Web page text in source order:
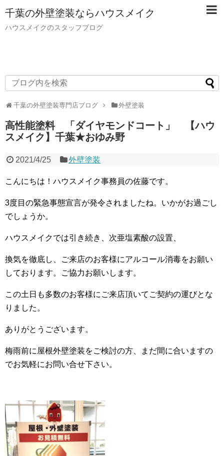
千葉の外壁塗装ならハウスメイク
ハウスメイクのスタッフブログ
千葉の外壁塗装専門店ブログ 外壁塗装
高性能塗料 「ダイヤモンドコート」 【ハウ
スメイク】千葉★おゆみ野
2021/4/25 外壁塗装
こんにちは！ハウスメイク事務員の佐藤です。
3度目の緊急事態宣言が発令されましたね。いかがお過ごし
でしょうか。
ハウスメイクでは引き続き、次亜塩素酸の設置、
換気を徹底し、ご来店のお客様にアルコール消毒をお願い
しております。ご協力お願いします。
この土日も多数のお客様にご来店頂いてご契約の運びとな
りました。
ありがとうございます。
梅雨前に屋根外壁塗装をご検討の方、まだ間に合いますの
でお気軽にお問い合せ下さい。